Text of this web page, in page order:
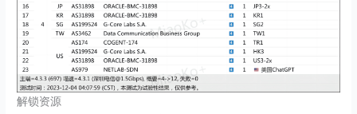
解锁资源